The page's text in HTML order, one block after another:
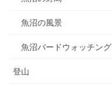
魚沼の風景
魚沼バードウォッチング
登山